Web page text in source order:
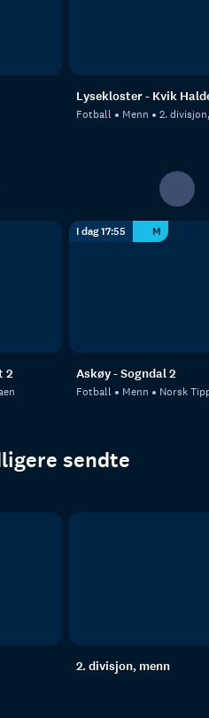
Lysekloster - Kvik
Fotball Menn 2.
2
I dag 17:55 M
Askøy - Sogndal 2
Fotball Menn Norsk
sendte
2. divisjon, menn